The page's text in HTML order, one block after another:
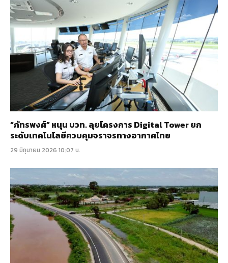
“ภัทรพงศ์” หนุน บวท. ลุยโครงการ Digital Tower ยก
ระดับเทคโนโลยีควบคุมจราจรทางอากาศไทย
29 มิถุนายน 2026 10:07 น.